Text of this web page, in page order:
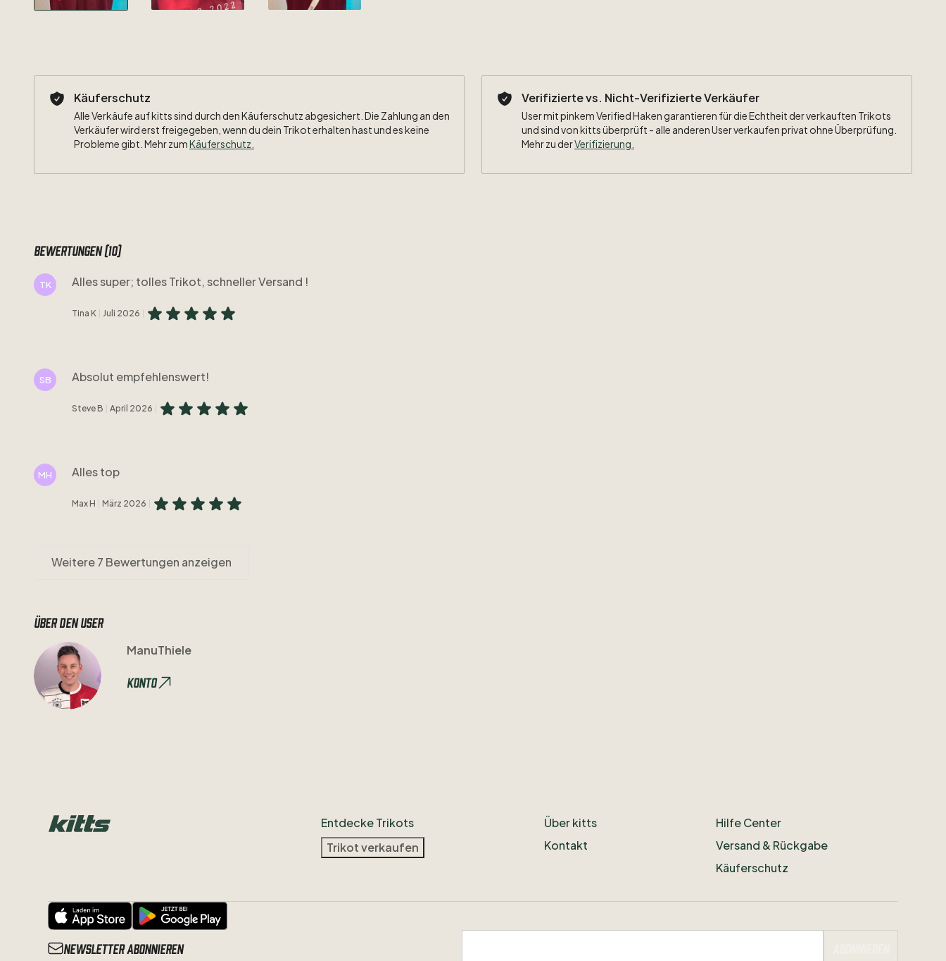
Käuferschutz
Alle Verkäufe auf kitts sind durch den Käuferschutz abgesichert. Die Zahlung an den
Verkäufer wird erst freigegeben, wenn du dein Trikot erhalten hast und es keine
Probleme gibt. Mehr zumKäuferschutz
Verifizierte vs. Nicht-Verifizierte Verkäufer
User mit pinkem Verified Haken garantieren für die Echtheit der verkauften Trikots
und sind von kitts überprüft - alle anderen User verkaufen privat ohne Überprüfung.
Mehr zu derVerifizierung.
Bewertungen (10)
TK Alles super; tolles Trikot, schneller Versand !
Tina K Juli 2026
SB Absolut empfehlenswert!
Steve B April 2026
MH Alles top
Max H März 2026
Weitere 7 Bewertungen anzeigen
Über den user
ManuThiele
Konto
Entdecke Trikots
Trikot verkaufen
Über kitts
Kontakt
Hilfe Center
Versand & Rückgabe
Käuferschutz
Newsletter abonnieren